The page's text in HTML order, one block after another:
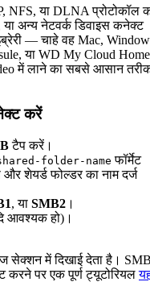
NFS, या DLNA प्रोटोकॉल
अन्य नेटवर्क डिवाइस कनेक्ट
— चाहे वह Mac,
या WD My Cloud Home
में लाने का सबसे आसान
करें
टैप करें।
folder-name फॉर्मेट
शेयर्ड फोल्डर का नाम दर्ज
, या SMB2 ।
आवश्यक हो)।
सेक्शन में दिखाई देता है।
करने पर एक पूर्ण ट्यूटोरियल